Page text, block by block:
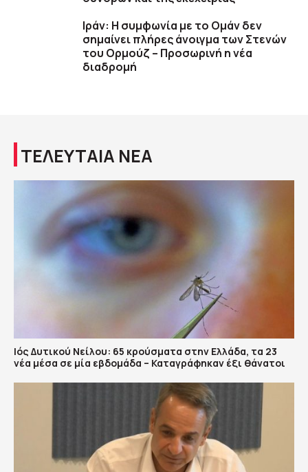
Ιράν: Η συμφωνία με το Ομάν δεν
σημαίνει πλήρες άνοιγμα των Στενών
του Ορμούζ – Προσωρινή η νέα
διαδρομή
ΤΕΛΕΥΤΑΙΑ ΝΕΑ
Ιός Δυτικού Νείλου: 65 κρούσματα στην Ελλάδα, τα 23
νέα μέσα σε μία εβδομάδα – Καταγράφηκαν έξι θάνατοι